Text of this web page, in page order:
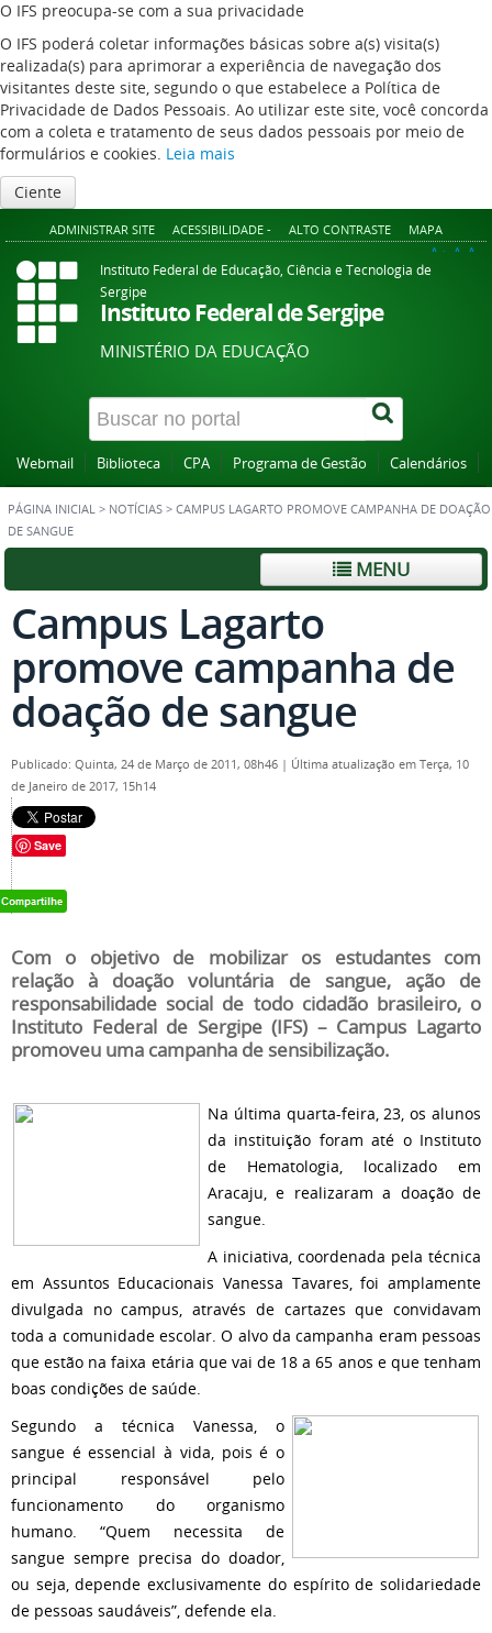
O IFS preocupa-se com a sua privacidade
O IFS poderá coletar informações básicas sobre a(s) visita(s)
realizada(s) para aprimorar a experiência de navegação dos
visitantes deste site, segundo o que estabelece a Política de
Privacidade de Dados Pessoais. Ao utilizar este site, você concorda
com a coleta e tratamento de seus dados pessoais por meio de
formulários e cookies. Leia mais
Ciente
ADMINISTRAR SITE ACESSIBILIDADE - ALTO CONTRASTE MAPA
A+ A A-
Instituto Federal de Educação, Ciência e Tecnologia de
Sergipe
Instituto Federal de Sergipe
MINISTÉRIO DA EDUCAÇÃO
Webmail Biblioteca CPA Programa de Gestão Calendários
PÁGINA INICIAL > NOTÍCIAS > CAMPUS LAGARTO PROMOVE CAMPANHA DE DOAÇÃO
DE SANGUE
MENU
Campus Lagarto
promove campanha de
doação de sangue
Publicado: Quinta, 24 de Março de 2011, 08h46 | Última atualização em Terça, 10
de Janeiro de 2017, 15h14
Save
Com o objetivo de mobilizar os estudantes com
relação à doação voluntária de sangue, ação de
responsabilidade social de todo cidadão brasileiro, o
Instituto Federal de Sergipe (IFS) – Campus Lagarto
promoveu uma campanha de sensibilização.
Na última quarta-feira, 23, os alunos
da instituição foram até o Instituto
de Hematologia, localizado em
Aracaju, e realizaram a doação de
sangue.
A iniciativa, coordenada pela técnica
em Assuntos Educacionais Vanessa Tavares, foi amplamente
divulgada no campus, através de cartazes que convidavam
toda a comunidade escolar. O alvo da campanha eram pessoas
que estão na faixa etária que vai de 18 a 65 anos e que tenham
boas condições de saúde.
Segundo a técnica Vanessa, o
sangue é essencial à vida, pois é o
principal responsável pelo
funcionamento do organismo
humano. “Quem necessita de
sangue sempre precisa do doador,
ou seja, depende exclusivamente do espírito de solidariedade
de pessoas saudáveis”, defende ela.